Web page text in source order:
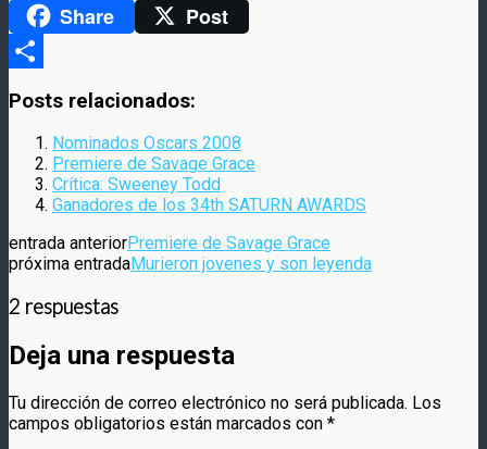
WhatsAppShare Post
Posts relacionados:
Nominados Oscars 2008
Premiere de Savage Grace
Crítica: Sweeney Todd
Ganadores de los 34th SATURN AWARDS
entrada anteriorPremiere de Savage Grace
próxima entradaMurieron jovenes y son leyenda
2 respuestas
Deja una respuesta
Tu dirección de correo electrónico no será publicada. Los
campos obligatorios están marcados con *